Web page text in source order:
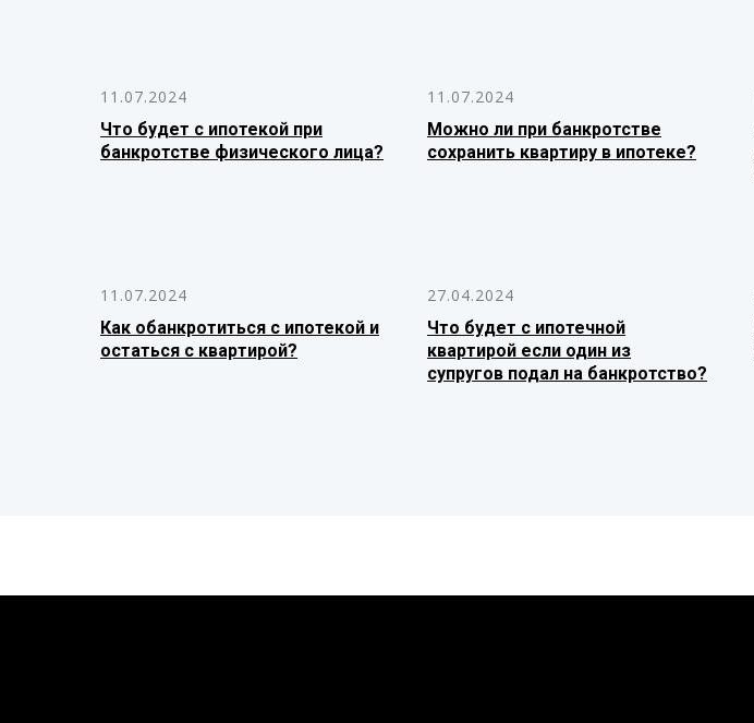
11.07.2024
Что будет с ипотекой при
банкротстве физического лица?
11.07.2024
Можно ли при банкротстве
сохранить квартиру в ипотеке?
11.07.2024
Как обанкротиться с ипотекой и
остаться с квартирой?
27.04.2024
Что будет с ипотечной
квартирой если один из
супругов подал на банкротство?